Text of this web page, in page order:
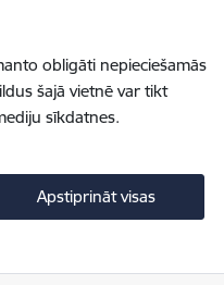
obligāti nepieciešamās
šajā vietnē var tikt
sīkdatnes.
Apstiprināt visas